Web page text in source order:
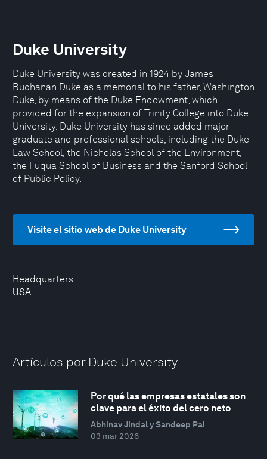
Headquarters
USA
Duke University
Duke University was created in 1924 by James
Buchanan Duke as a memorial to his father, Washington
Duke, by means of the Duke Endowment, which
provided for the expansion of Trinity College into Duke
University. Duke University has since added major
graduate and professional schools, including the Duke
Law School, the Nicholas School of the Environment,
the Fuqua School of Business and the Sanford School
of Public Policy.
Visite el sitio web de Duke University
Artículos por Duke University
Por qué las empresas estatales son
clave para el éxito del cero neto
Abhinav Jindal y Sandeep Pai
03 mar 2026